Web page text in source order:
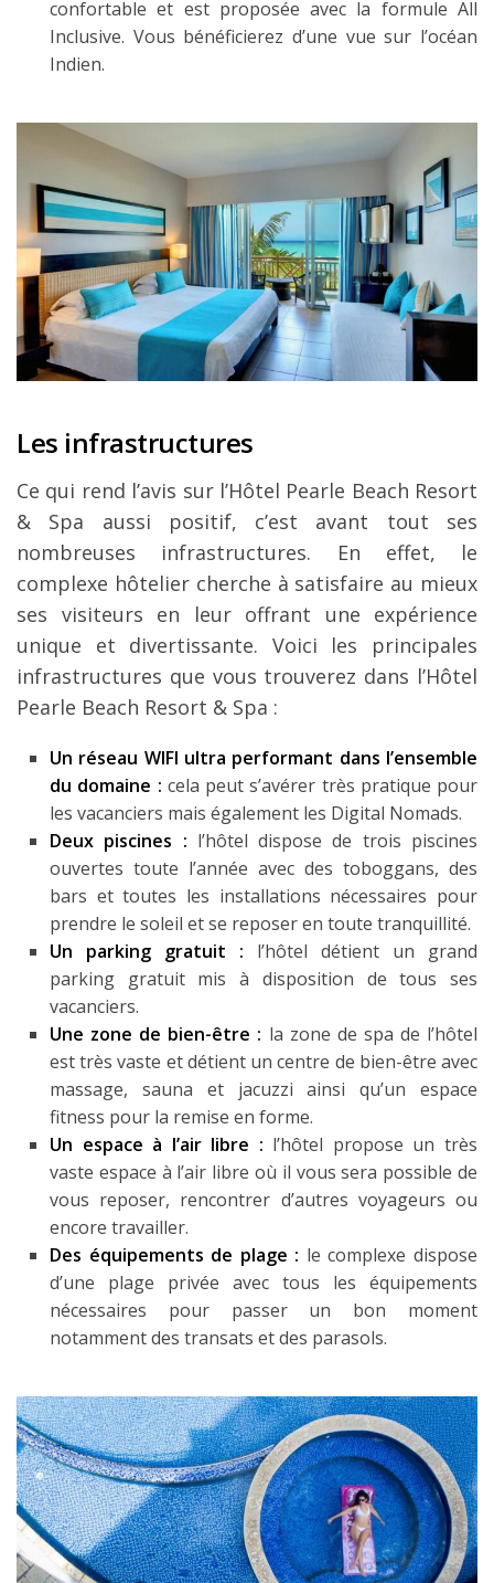
confortable et est proposée avec la formule All
Inclusive. Vous bénéficierez d’une vue sur l’océan
Indien.
Les infrastructures
Ce qui rend l’avis sur l’Hôtel Pearle Beach Resort
& Spa aussi positif, c’est avant tout ses
nombreuses infrastructures. En effet, le
complexe hôtelier cherche à satisfaire au mieux
ses visiteurs en leur offrant une expérience
unique et divertissante. Voici les principales
infrastructures que vous trouverez dans l’Hôtel
Pearle Beach Resort & Spa :
Un réseau WIFI ultra performant dans l’ensemble
du domaine : cela peut s’avérer très pratique pour
les vacanciers mais également les Digital Nomads.
Deux piscines : l’hôtel dispose de trois piscines
ouvertes toute l’année avec des toboggans, des
bars et toutes les installations nécessaires pour
prendre le soleil et se reposer en toute tranquillité.
Un parking gratuit : l’hôtel détient un grand
parking gratuit mis à disposition de tous ses
vacanciers.
Une zone de bien-être : la zone de spa de l’hôtel
est très vaste et détient un centre de bien-être avec
massage, sauna et jacuzzi ainsi qu’un espace
fitness pour la remise en forme.
Un espace à l’air libre : l’hôtel propose un très
vaste espace à l’air libre où il vous sera possible de
vous reposer, rencontrer d’autres voyageurs ou
encore travailler.
Des équipements de plage : le complexe dispose
d’une plage privée avec tous les équipements
nécessaires pour passer un bon moment
notamment des transats et des parasols.